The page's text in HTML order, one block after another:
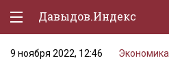
Давыдов.Индекс
Политическая жизнь
9 ноября 2022, 12:46 Экономика